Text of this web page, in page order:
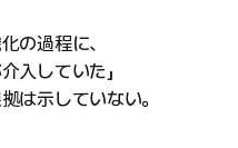
の過程に、
入していた」
は示していない。